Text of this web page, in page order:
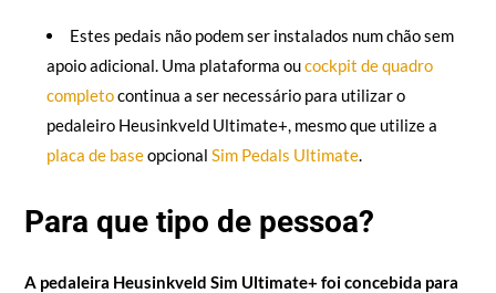
Estes pedais não podem ser instalados num chão sem
apoio adicional. Uma plataforma oucockpit de quadro
completocontinua a ser necessário para utilizar o
pedaleiro Heusinkveld Ultimate+, mesmo que utilize a
placa de baseopcional Sim Pedals Ultimate.
Para que tipo de pessoa?
A pedaleira Heusinkveld Sim Ultimate+ foi concebida para